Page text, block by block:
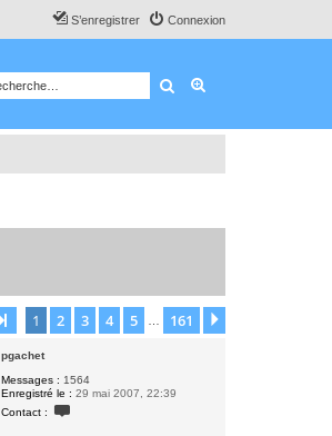
Connexion
S’enregistrer
Rechercher
Page sur161
1 2 3 4 5 161
pgachet
Messages : 1564
Enregistré le : 29 mai 2007, 22:39
Contact :